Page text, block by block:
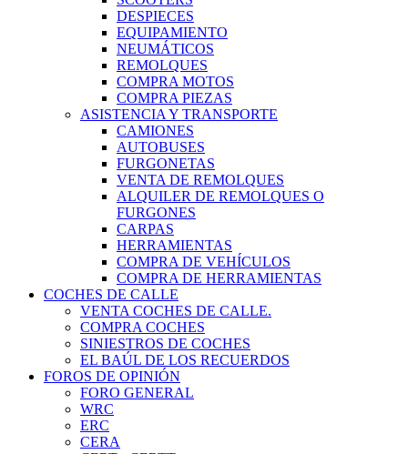
DESPIECES
EQUIPAMIENTO
NEUMÁTICOS
REMOLQUES
COMPRA MOTOS
COMPRA PIEZAS
ASISTENCIA Y TRANSPORTE
CAMIONES
AUTOBUSES
FURGONETAS
VENTA DE REMOLQUES
ALQUILER DE REMOLQUES O
FURGONES
CARPAS
HERRAMIENTAS
COMPRA DE VEHÍCULOS
COMPRA DE HERRAMIENTAS
COCHES DE CALLE
VENTA COCHES DE CALLE.
COMPRA COCHES
SINIESTROS DE COCHES
EL BAÚL DE LOS RECUERDOS
FOROS DE OPINIÓN
FORO GENERAL
WRC
ERC
CERA